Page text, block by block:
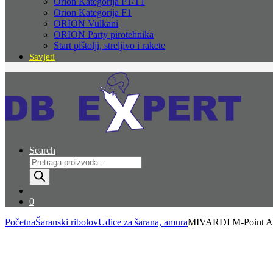
Orion Kategorija F1
ORION Vulkani
ORION Party pirotehnika
Start pištolji, streljivo i rakete
Savjeti
Search
Products
search
0
PočetnaŠaranski ribolovUdice za šarana, amuraMIVARDI M-Point